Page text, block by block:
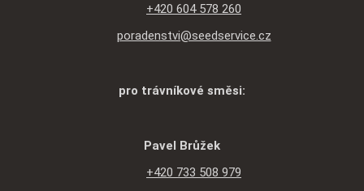
+420 604 578 260
poradenstvi@seedservice.cz
pro trávníkové směsi:
Pavel Brůžek
+420 733 508 979